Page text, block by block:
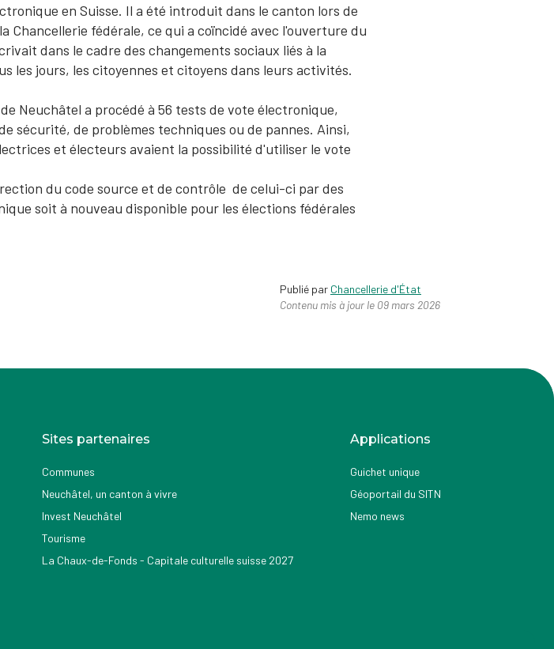
en Suisse. Il a été introduit dans le canton lors de
Chancellerie fédérale, ce qui a coïncidé avec l'ouverture du
dans le cadre des changements sociaux liés à la
jours, les citoyennes et citoyens dans leurs activités.
Neuchâtel a procédé à 56 tests de vote électronique,
sécurité, de problèmes techniques ou de pannes. Ainsi,
et électeurs avaient la possibilité d'utiliser le vote
du code source et de contrôle de celui-ci par des
soit à nouveau disponible pour les élections fédérales
Publié par Chancellerie d'État
Contenu mis à jour le 09 mars 2026
Sites partenaires
Communes
Neuchâtel, un canton à vivre
Invest Neuchâtel
Tourisme
La Chaux-de-Fonds - Capitale culturelle suisse 2027
Applications
Guichet unique
Géoportail du SITN
Nemo news